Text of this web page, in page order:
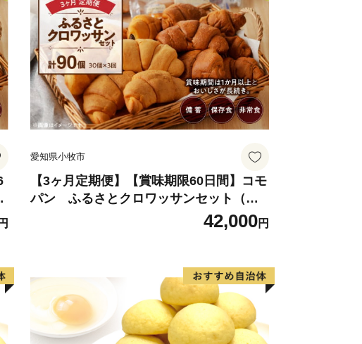
は無添加のヘルシースイーツとして子供から
ひたちなか市ソウルフードです。
道湊線＞
湊線は、大正２年（1913年）に運行を開始し
であり、地域を象徴する存在として地元民に
画「フラガール」をはじめ、ドラマ・CM等の
ある木造駅舎が魅力的で「関東の駅百選」に
また、勝田駅から阿字ヶ浦駅まで計10駅（今
園前まで延伸予定）に設置されている駅名標
の魅力が一目で伝わるユニークなデザインとな
しむことができます。
愛知県小牧市
【3ヶ月定期便】【賞味期限60日間】コモ
パン ふるさとクロワッサンセット（計9
0個）／災害用備蓄 保存食 非常食 防災グ
42,000円